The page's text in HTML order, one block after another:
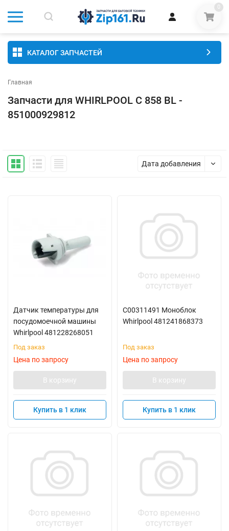
0
КАТАЛОГ ЗАПЧАСТЕЙ
Главная
Запчасти для WHIRLPOOL C 858 BL -
851000929812
Дата добавления
Датчик температуры для
посудомоечной машины
Whirlpool 481228268051
Под заказ
Цена по запросу
В корзину
Купить в 1 клик
C00311491 Моноблок
Whirlpool 481241868373
Под заказ
Цена по запросу
В корзину
Купить в 1 клик